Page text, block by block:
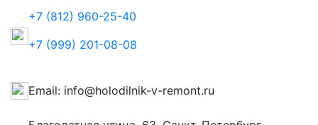
+7 (812) 960-25-40
+7 (999) 201-08-08
Email: info@holodilnik-v-remont.ru